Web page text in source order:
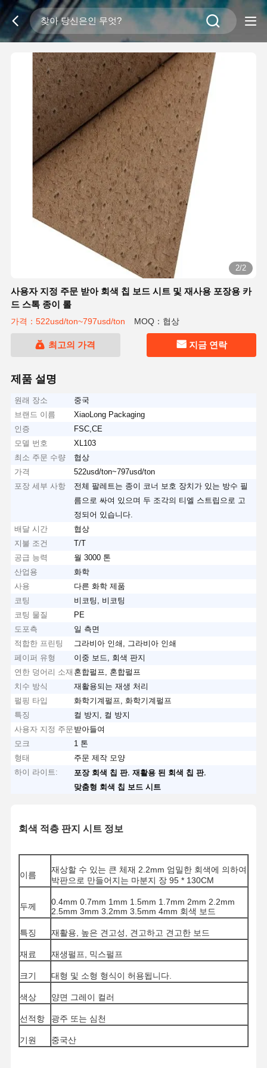
2/2
사용자 지정 주문 받아 회색 칩 보드 시트 및 재사용 포장용 카
드 스톡 종이 롤
가격：522usd/ton~797usd/ton MOQ：협상
최고의 가격 지금 연락
제품 설명
원래 장소
중국
브랜드 이름
XiaoLong Packaging
인증
FSC,CE
모델 번호
XL103
최소 주문 수량
협상
가격
522usd/ton~797usd/ton
포장 세부 사항
전체 팔레트는 종이 코너 보호 장치가 있는 방수 필
름으로 싸여 있으며 두 조각의 티엘 스트립으로 고
정되어 있습니다.
배달 시간
협상
지불 조건
T/T
공급 능력
월 3000 톤
산업용
화학
사용
다른 화학 제품
코팅
비코팅, 비코팅
코팅 물질
PE
도포측
일 측면
적합한 프린팅
그라비아 인쇄, 그라비아 인쇄
페이퍼 유형
이중 보드, 회색 판지
연한 덩어리 소재 혼합펄프, 혼합펄프
치수 방식
재활용되는 재생 처리
펄핑 타입
화학기계펄프, 화학기계펄프
특징
컬 방지, 컬 방지
사용자 지정 주문 받아들여
모크
1 톤
형태
주문 제작 모양
하이 라이트:
포장 회색 칩 판,재활용 된 회색 칩 판,
맞춤형 회색 칩 보드 시트
회색 적층 판지 시트 정보
이름
재상할 수 있는 큰 체재 2.2mm 엄밀한 회색에 의하여
박판으로 만들어지는 마분지 장 95 * 130CM
두께
0.4mm 0.7mm 1mm 1.5mm 1.7mm 2mm 2.2mm
2.5mm 3mm 3.2mm 3.5mm 4mm 회색 보드
특징 재활용, 높은 견고성, 견고하고 견고한 보드
재료 재생펄프, 믹스펄프
크기 대형 및 소형 형식이 허용됩니다.
색상 양면 그레이 컬러
선적항 광주 또는 심천
기원 중국산